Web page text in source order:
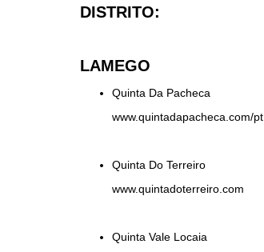
DISTRITO:
LAMEGO
Quinta Da Pacheca
www.quintadapacheca.com/pt
Quinta Do Terreiro
www.quintadoterreiro.com
Quinta Vale Locaia